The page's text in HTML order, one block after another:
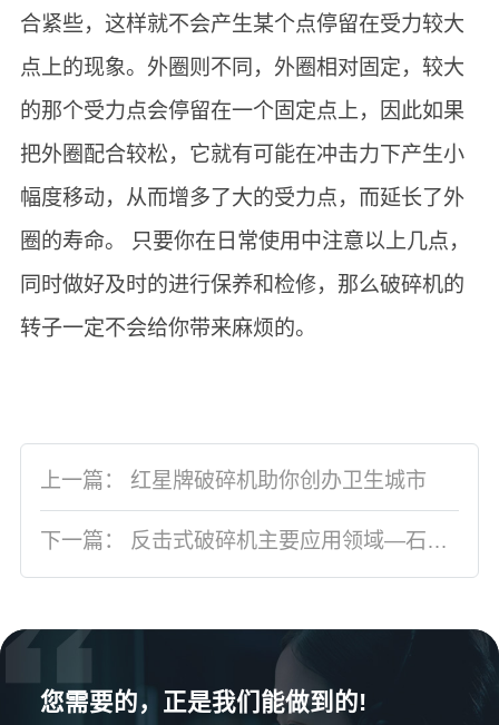
合紧些，这样就不会产生某个点停留在受力较大
点上的现象。外圈则不同，外圈相对固定，较大
的那个受力点会停留在一个固定点上，因此如果
把外圈配合较松，它就有可能在冲击力下产生小
幅度移动，从而增多了大的受力点，而延长了外
圈的寿命。 只要你在日常使用中注意以上几点，
同时做好及时的进行保养和检修，那么破碎机的
转子一定不会给你带来麻烦的。
上一篇： 红星牌破碎机助你创办卫生城市
下一篇： 反击式破碎机主要应用领域—石灰石
您需要的，正是我们能做到的!